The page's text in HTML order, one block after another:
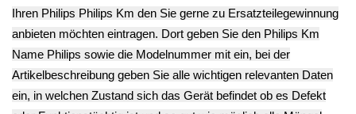
Halterung Boiler
Kessel Heizung
Philips HD8829 -2
10.43€
** Endkundenpreis
Temperatur Fühler
HD8829 -2
12.53€
zzgl.Versand
Sicherung Boiler
Philips HD8829 -2
** Endkundenpreis
zzgl.Versand